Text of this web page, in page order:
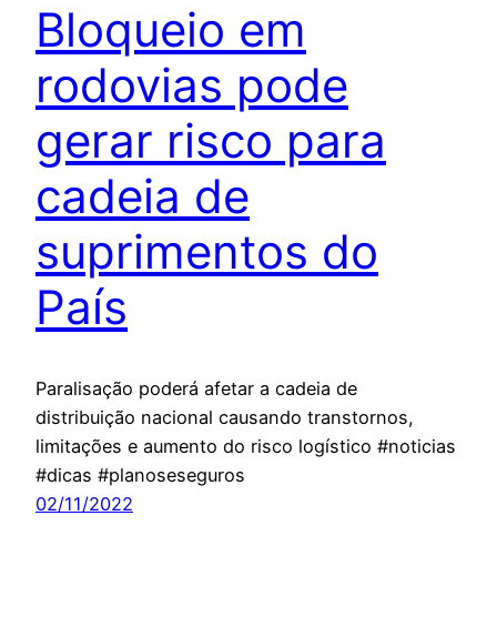
Bloqueio em
rodovias pode
gerar risco para
cadeia de
suprimentos do
País
Paralisação poderá afetar a cadeia de
distribuição nacional causando transtornos,
limitações e aumento do risco logístico #noticias
#dicas #planoseseguros
02/11/2022